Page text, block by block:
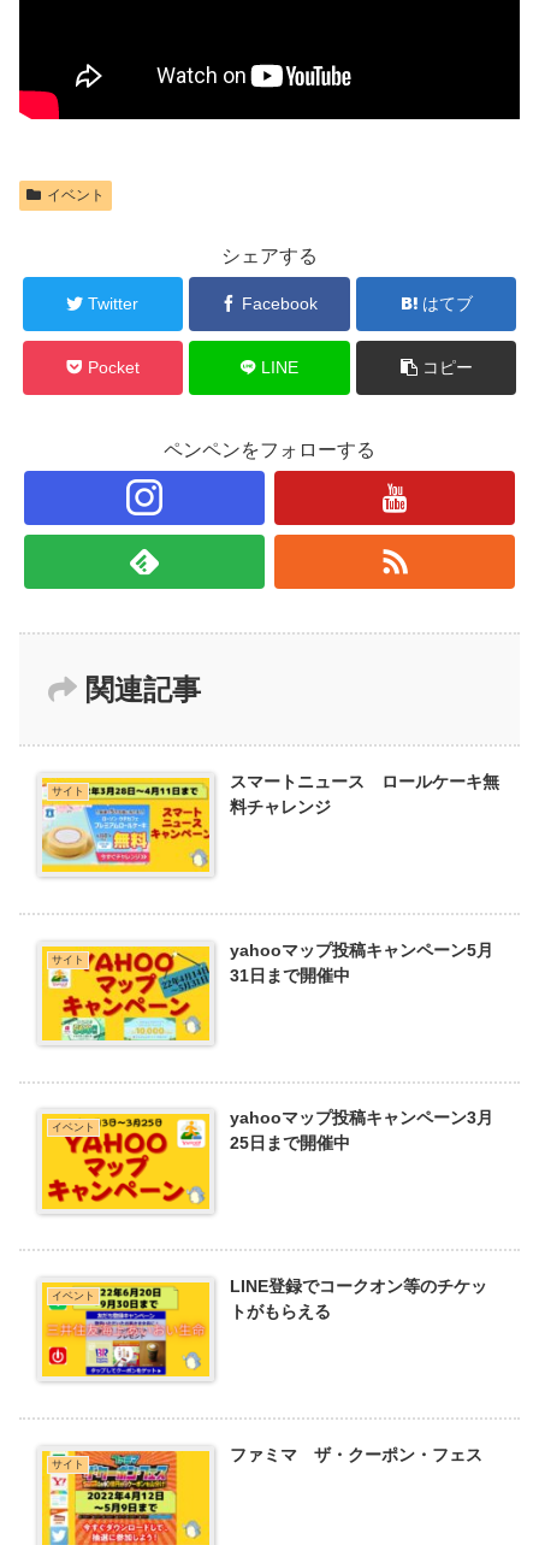
イベント
シェアする
Twitter Facebook はてブ
Pocket LINE コピー
ペンペンをフォローする
関連記事
サイト
スマートニュース ロールケーキ無
料チャレンジ
サイト
yahooマップ投稿キャンペーン5月
31日まで開催中
イベント
yahooマップ投稿キャンペーン3月
25日まで開催中
イベント
LINE登録でコークオン等のチケッ
トがもらえる
サイト ファミマ ザ・クーポン・フェス